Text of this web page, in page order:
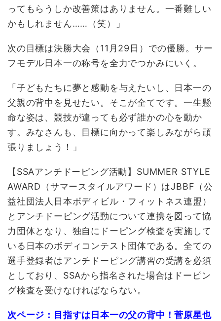
ってもらうしか改善策はありません。一番難しい
かもしれません……（笑）」
次の目標は決勝大会（11月29日）での優勝。サー
フモデル日本一の称号を全力でつかみにいく。
「子どもたちに夢と感動を与えたいし、日本一の
父親の背中を見せたい。そこが全てです。一生懸
命な姿は、競技が違っても必ず誰かの心を動か
す。みなさんも、目標に向かって楽しみながら頑
張りましょう！」
【SSAアンチドーピング活動】SUMMER STYLE
AWARD（サマースタイルアワード）はJBBF（公
益社団法人日本ボディビル・フィットネス連盟）
とアンチドーピング活動について連携を図って協
力団体となり、独自にドーピング検査を実施して
いる日本のボディコンテスト団体である。全ての
選手登録者はアンチドーピング講習の受講を必須
としており、SSAから指名された場合はドーピン
グ検査を受けなければならない。
次ページ：目指すは日本一の父の背中！菅原星也